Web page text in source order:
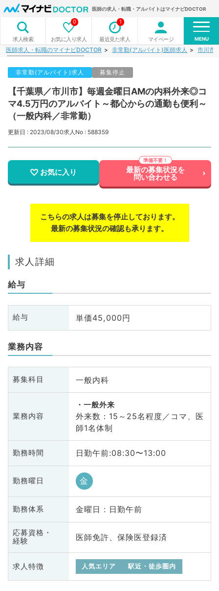
医師の求人・転職・アルバイトはマイナビDOCTOR
求人検索 お気に入り求人
0
最近見た求人
1
マイページ MENU
医師求人・転職のマイナビDOCTOR 非常勤(アルバイト)医師求人 市川市
非常勤(アルバイト)求人 募集停止
【千葉県／市川市】毎週金曜日AMの内科外来◎コ
マ4.5万円のアルバイト～都心からの通勤も便利～
（一般内科／非常勤）
更新日 : 2023/08/30求人No : 588359
お気に入り 最新の募集状況を
問い合わせる
こちらの求人は募集を停止しております。
最新の募集状況の確認も承ります。
求人詳細
給与
給与 単価45,000円
業務内容
募集科目 一般内科
業務内容
一般外来
外来数：15～25名程度／コマ、医
師1名体制
勤務時間 日勤午前:08:30〜13:00
勤務曜日 金
勤務体系 金曜日 : 日勤午前
応募資格・
経験
医師免許、保険医登録済
求人特徴 人気エリア 駅近・徒歩圏内